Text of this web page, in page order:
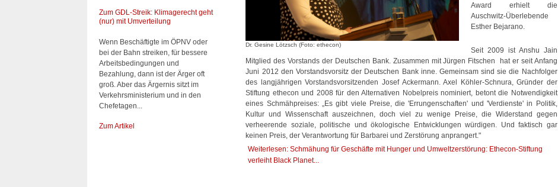
Zum GDL-Streik: Klimagerecht geht
(nur) mit Umverteilung
Wenn Beschäftigte im ÖPNV oder
bei der Bahn streiken, für bessere
Arbeitsbedingungen und
Bezahlung, dann ist der Ärger oft
groß. Aber das Ärgernis sitzt im
Verkehrsministerium und in den
Chefetagen...
Zum Artikel
Dr. Gesine Lötzsch (Foto: ethecon)
Award erhielt die
Auschwitz-Überlebende
Esther Bejarano.
Seit 2009 ist Anshu Jain
Mitglied des Vorstands der Deutschen Bank. Zusammen mit Jürgen Fitschen
hat er seit Anfang
Juni 2012 den Vorstandsvorsitz der Deutschen Bank inne. Gemeinsam sind sie die Nachfolger
des langjährigen Vorstandsvorsitzenden Josef Ackermann. Axel Köhler-Schnura, Gründer der
Stiftung ethecon und 2008 für den Alternativen Nobelpreis nominiert, betont die Notwendigkeit
eines Schmähpreises: „Es gibt viele Preise, die 'Errungenschaften' und 'Verdienste' in Politik,
Kultur und Wissenschaft auszeichnen, doch viel zu wenige Preise, die Widerstand gegen
verheerende soziale, politische und ökologische Entwicklungen würdigen. Und faktisch gar
keinen Preis, der Verantwortung für Barbarei und Zerstörung anprangert."
Weiterlesen: Schmähung für Geschäfte mit Hunger und Umweltzerstörung: Ethecon-Stiftung
verleiht Black Planet...